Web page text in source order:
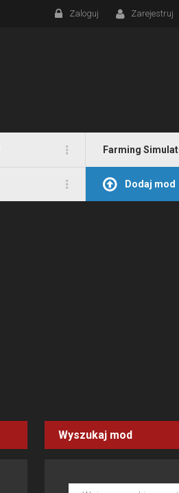
Zaloguj Zarejestruj
Farming
Dodaj mod
Wyszukaj mod